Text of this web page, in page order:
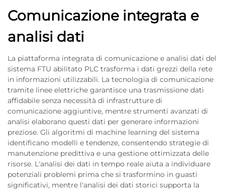
Comunicazione integrata e
analisi dati
La piattaforma integrata di comunicazione e analisi dati del
sistema FTU abilitato PLC trasforma i dati grezzi della rete
in informazioni utilizzabili. La tecnologia di comunicazione
tramite linee elettriche garantisce una trasmissione dati
affidabile senza necessità di infrastrutture di
comunicazione aggiuntive, mentre strumenti avanzati di
analisi elaborano questi dati per generare informazioni
preziose. Gli algoritmi di machine learning del sistema
identificano modelli e tendenze, consentendo strategie di
manutenzione predittiva e una gestione ottimizzata delle
risorse. L'analisi dei dati in tempo reale aiuta a individuare
potenziali problemi prima che si trasformino in guasti
significativi, mentre l'analisi dei dati storici supporta la